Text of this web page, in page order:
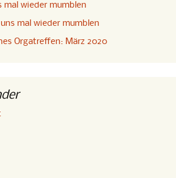
mal wieder mumblen
mal wieder mumblen
Orgatreffen: März 2020